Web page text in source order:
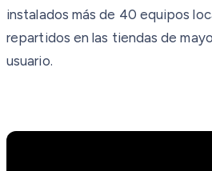
instalados más de 40 equipos
repartidos en las tiendas de
usuario.